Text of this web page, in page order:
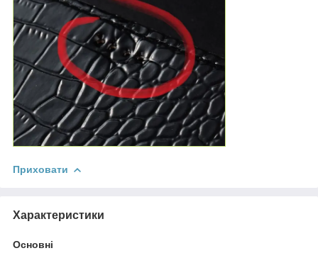
Приховати
Характеристики
Основні